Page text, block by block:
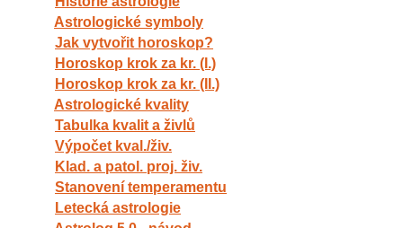
Astrologické symboly
Jak vytvořit horoskop?
Horoskop krok za kr. (I.)
Horoskop krok za kr. (II.)
Astrologické kvality
Tabulka kvalit a živlů
Výpočet kval./živ.
Klad. a patol. proj. živ.
Stanovení temperamentu
Letecká astrologie